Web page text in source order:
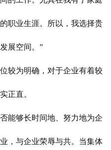
职业生涯。所以，我选择贵
展空间。”
较为明确，对于企业有着较
正直。
能够长时间地、努力地为企
，与企业荣辱与共。当集体